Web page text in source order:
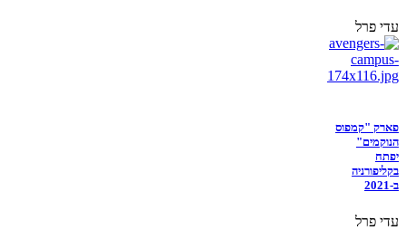
עדי פרל
פארק "קמפוס
הנוקמים"
יפתח
בקליפורניה
ב-2021
עדי פרל